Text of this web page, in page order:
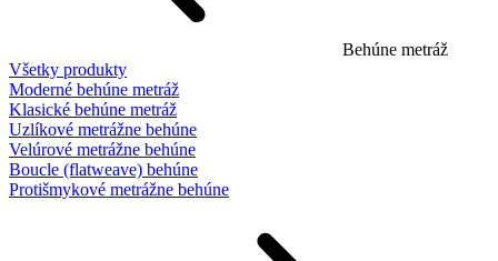
Behúne metráž
Všetky produkty
Moderné behúne metráž
Klasické behúne metráž
Uzlíkové metrážne behúne
Velúrové metrážne behúne
Boucle (flatweave) behúne
Protišmykové metrážne behúne